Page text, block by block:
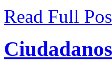
Read Full